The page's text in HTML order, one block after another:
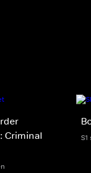
Criminal